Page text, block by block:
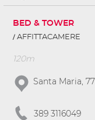
BED & TOWER
AFFITTACAMERE
120m
Santa Maria, 77
389 3116049